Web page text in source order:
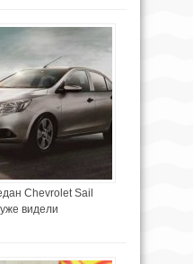
Chevrolet Sail
видели